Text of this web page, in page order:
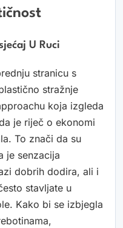
U Ruci
stranicu s
stražnje
koja izgleda
je riječ o ekonomi
To znači da su
je senzacija
dobrih dodira, ali i
stavljate u
Kako bi se izbjegla